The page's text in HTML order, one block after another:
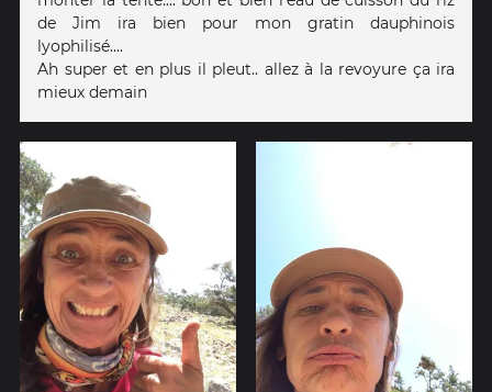
de Jim ira bien pour mon gratin dauphinois
lyophilisé....
Ah super et en plus il pleut.. allez à la revoyure ça ira
mieux demain